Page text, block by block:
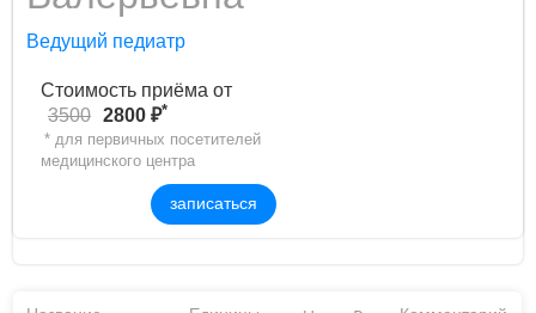
Ведущий педиатр
Стоимость приёма от
3500 2800 ₽*
* для первичных посетителей
медицинского центра
записаться